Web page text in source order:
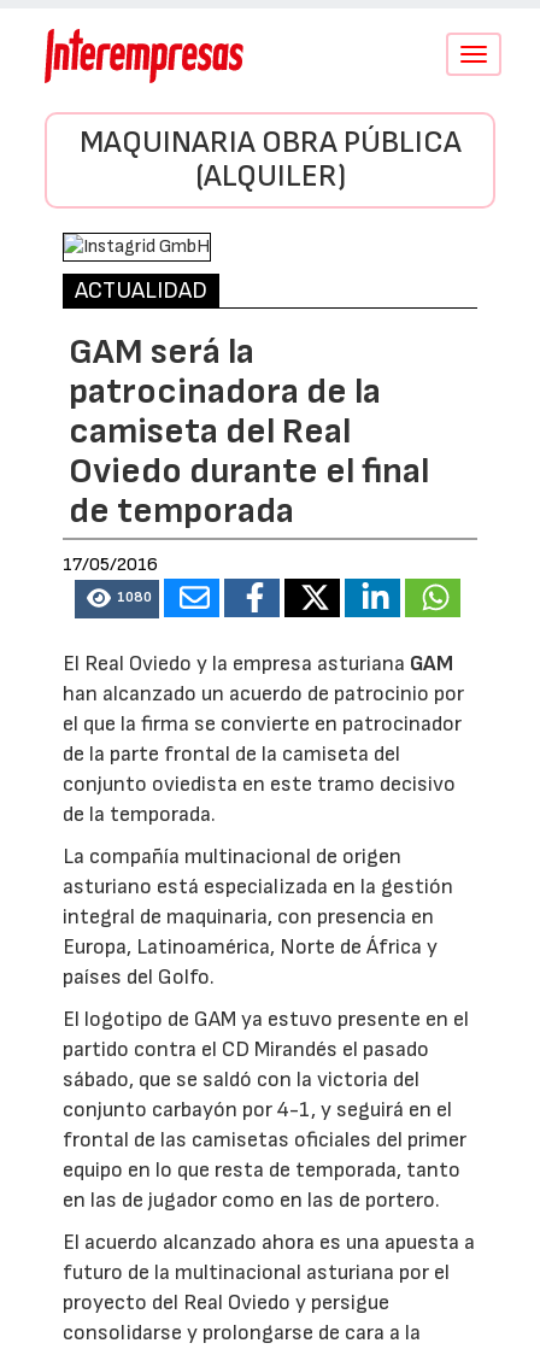
Conmutar
MAQUINARIA OBRA PÚBLICA
(ALQUILER)
ACTUALIDAD
GAM será la
patrocinadora de la
camiseta del Real
Oviedo durante el final
de temporada
17/05/2016
1080
El Real Oviedo y la empresa asturiana GAM
han alcanzado un acuerdo de patrocinio por
el que la firma se convierte en patrocinador
de la parte frontal de la camiseta del
conjunto oviedista en este tramo decisivo
de la temporada.
La compañía multinacional de origen
asturiano está especializada en la gestión
integral de maquinaria, con presencia en
Europa, Latinoamérica, Norte de África y
países del Golfo.
El logotipo de GAM ya estuvo presente en el
partido contra el CD Mirandés el pasado
sábado, que se saldó con la victoria del
conjunto carbayón por 4-1, y seguirá en el
frontal de las camisetas oficiales del primer
equipo en lo que resta de temporada, tanto
en las de jugador como en las de portero.
El acuerdo alcanzado ahora es una apuesta a
futuro de la multinacional asturiana por el
proyecto del Real Oviedo y persigue
consolidarse y prolongarse de cara a la